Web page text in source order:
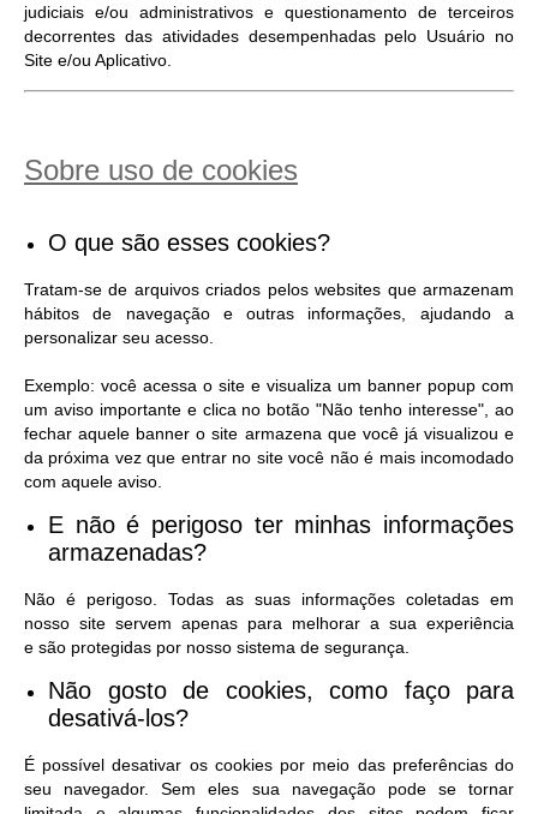
judiciais e/ou administrativos e questionamento de terceiros
decorrentes das atividades desempenhadas pelo Usuário no
Site e/ou Aplicativo.
Sobre uso de cookies
O que são esses cookies?
Tratam-se de arquivos criados pelos websites que armazenam
hábitos de navegação e outras informações, ajudando a
personalizar seu acesso.
Exemplo: você acessa o site e visualiza um banner popup com
um aviso importante e clica no botão "Não tenho interesse", ao
fechar aquele banner o site armazena que você já visualizou e
da próxima vez que entrar no site você não é mais incomodado
com aquele aviso.
E não é perigoso ter minhas informações
armazenadas?
Não é perigoso. Todas as suas informações coletadas em
nosso site servem apenas para melhorar a sua experiência
e são protegidas por nosso sistema de segurança.
Não gosto de cookies, como faço para
desativá-los?
É possível desativar os cookies por meio das preferências do
seu navegador. Sem eles sua navegação pode se tornar